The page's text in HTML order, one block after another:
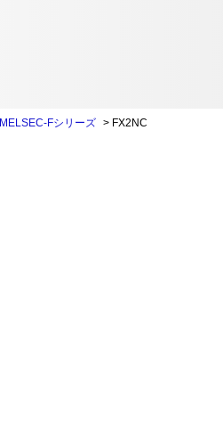
MELSEC-Fシリーズ > FX2NC